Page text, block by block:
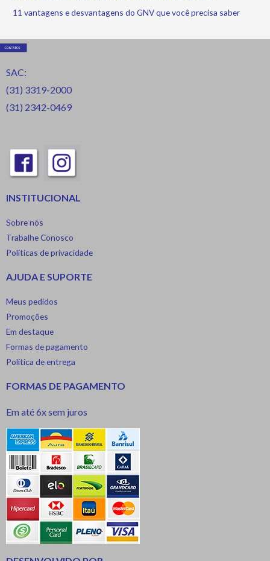
11 vantagens e desvantagens do GNV que você precisa saber
SAC:
(31) 3319-2000
(31) 2342-0469
INSTITUCIONAL
Sobre nós
Trabalhe Conosco
Políticas de privacidade
AJUDA E SUPORTE
Meus pedidos
Promoções
Em destaque
Formas de pagamento
Política de entrega
FORMAS DE PAGAMENTO
Em até 6x sem juros